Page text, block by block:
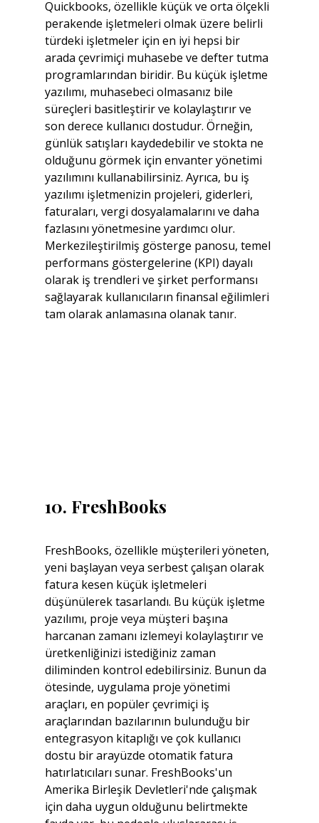
Quickbooks, özellikle küçük ve orta ölçekli
perakende işletmeleri olmak üzere belirli
türdeki işletmeler için en iyi hepsi bir
arada çevrimiçi muhasebe ve defter tutma
programlarından biridir. Bu küçük işletme
yazılımı, muhasebeci olmasanız bile
süreçleri basitleştirir ve kolaylaştırır ve
son derece kullanıcı dostudur. Örneğin,
günlük satışları kaydedebilir ve stokta ne
olduğunu görmek için envanter yönetimi
yazılımını kullanabilirsiniz. Ayrıca, bu iş
yazılımı işletmenizin projeleri, giderleri,
faturaları, vergi dosyalamalarını ve daha
fazlasını yönetmesine yardımcı olur.
Merkezileştirilmiş gösterge panosu, temel
performans göstergelerine (KPI) dayalı
olarak iş trendleri ve şirket performansı
sağlayarak kullanıcıların finansal eğilimleri
tam olarak anlamasına olanak tanır.
10. FreshBooks
FreshBooks, özellikle müşterileri yöneten,
yeni başlayan veya serbest çalışan olarak
fatura kesen küçük işletmeleri
düşünülerek tasarlandı. Bu küçük işletme
yazılımı, proje veya müşteri başına
harcanan zamanı izlemeyi kolaylaştırır ve
üretkenliğinizi istediğiniz zaman
diliminden kontrol edebilirsiniz. Bunun da
ötesinde, uygulama proje yönetimi
araçları, en popüler çevrimiçi iş
araçlarından bazılarının bulunduğu bir
entegrasyon kitaplığı ve çok kullanıcı
dostu bir arayüzde otomatik fatura
hatırlatıcıları sunar. FreshBooks'un
Amerika Birleşik Devletleri'nde çalışmak
için daha uygun olduğunu belirtmekte